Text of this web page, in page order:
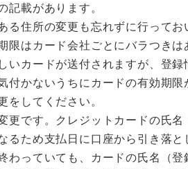
記載があります。
る住所の変更も忘れずに行ってお
限はカード会社ごとにバラつき
いカードが送付されますが、登
付かないうちにカードの有効期
をしてください。
更です。クレジットカードの氏
るため支払日に口座から引き落
わっていても、カードの氏名（